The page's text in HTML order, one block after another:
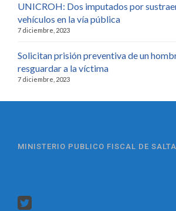
UNICROH: Dos imputados por
vehículos en la vía pública
7 diciembre, 2023
Solicitan prisión preventiva de un
resguardar a la víctima
7 diciembre, 2023
MINISTERIO PUBLICO FISCAL DE SALTA